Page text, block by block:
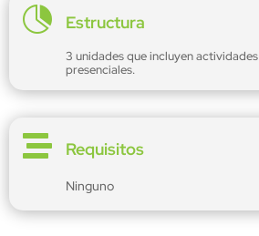
 Estructura
3 unidades que incluyen actividades
presenciales.
 Requisitos
Ninguno